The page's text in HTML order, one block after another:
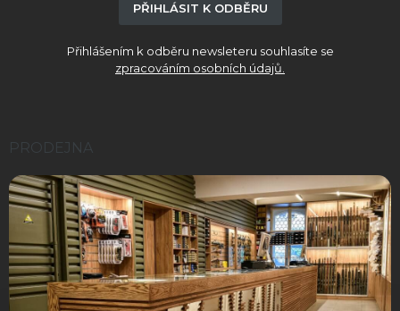
PŘIHLÁSIT K ODBĚRU
Přihlášením k odběru newsleteru souhlasíte se
zpracováním osobních údajů.
PRODEJNA